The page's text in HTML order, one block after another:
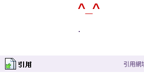
^_^
.
引用網